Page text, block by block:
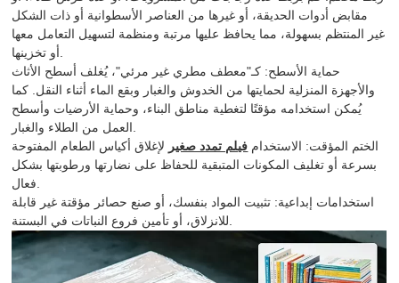
مقابض أدوات الحديقة، أو غيرها من العناصر الأسطوانية أو ذات الشكل
غير المنتظم بسهولة، مما يحافظ عليها مرتبة ومنظمة لتسهيل التعامل معها
حماية الأسطح: كـ"معطف مطري غير مرئي"، يُغلف أسطح الأثاث
والأجهزة المنزلية لحمايتها من الخدوش والغبار وبقع الماء أثناء النقل. كما
يُمكن استخدامه مؤقتًا لتغطية مناطق البناء، وحماية الأرضيات وأسطح
الختم المؤقت: الاستخدام فيلم تمدد صغير لإغلاق أكياس الطعام المفتوحة
بسرعة أو تغليف المكونات المتبقية للحفاظ على نضارتها ورطوبتها بشكل
استخدامات إبداعية: تثبيت المواد بنفسك، أو صنع حصائر مؤقتة غير قابلة